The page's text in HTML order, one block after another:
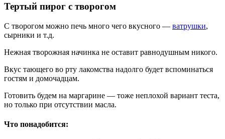
Тертый пирог с творогом
С творогом можно печь много чего вкусного — ватрушки,
сырники и т.д.
Нежная творожная начинка не оставит равнодушным никого.
Вкус тающего во рту лакомства надолго будет вспоминаться
гостям и домочадцам.
Готовить будем на маргарине — тоже неплохой вариант теста,
но только при отсутствии масла.
Что понадобится: